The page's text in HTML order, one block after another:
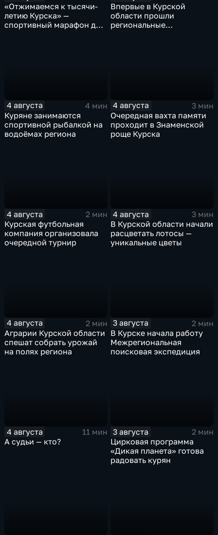
«Отжимаемся к тысячи-
летию Курска» —
спортивный марафон для
Впервые в Курской
области прошли
региональные
4 августа
4 мин
Куряне занимаются
спортивной рыбалкой на
водоёмах региона
4 августа
3 мин
Очередная вахта памяти
проходит в Знаменской
роще Курска
4 августа
2 мин
Курская футбольная
компания организовала
очередной турнир
4 августа
3 мин
В Курской области начали
расцветать лотосы —
уникальные цветы
4 августа
2 мин
Аграрии Курской области
спешат собрать урожай
на полях региона
3 августа
2 мин
В Курске начала работу
Межрегиональная
поисковая экспедиция
4 августа
11 мин
А судьи — кто?
3 августа
2 мин
Цирковая программа
«Дикая планета» готова
радовать курян